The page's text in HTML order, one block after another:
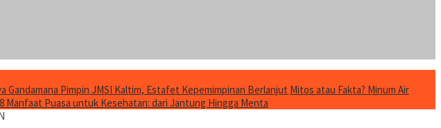
Gandamana Pimpin JMSI Kaltim, Estafet Kepemimpinan Berlanjut Mitos atau Fakta? Minum Air
8 Manfaat Puasa untuk Kesehatan: dari Jantung Hingga Menta